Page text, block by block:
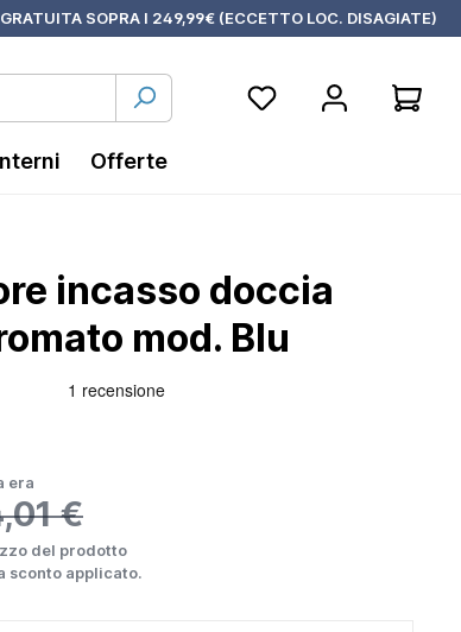
SOPRA I 249,99€ (ECCETTO LOC. DISAGIATE)
Offerte
incasso doccia
mod. Blu
era
€
del prodotto
sconto applicato.